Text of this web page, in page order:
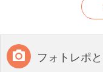
フォトレポ